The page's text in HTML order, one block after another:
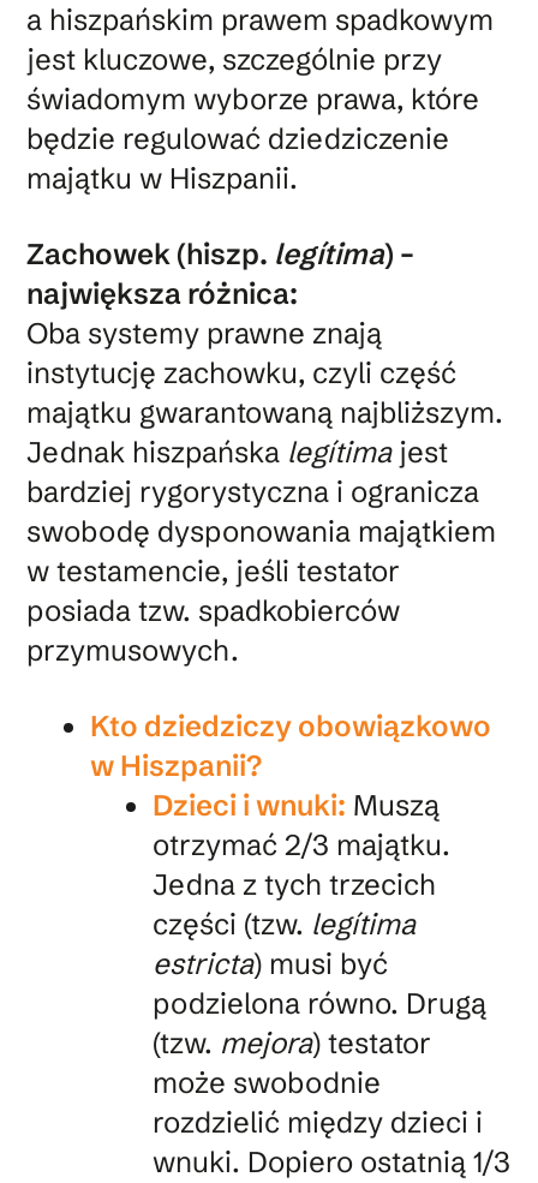
a hiszpańskim prawem spadkowym
jest kluczowe, szczególnie przy
świadomym wyborze prawa, które
będzie regulować dziedziczenie
majątku w Hiszpanii.
Zachowek (hiszp. legítima) –
największa różnica:
Oba systemy prawne znają
instytucję zachowku, czyli część
majątku gwarantowaną najbliższym.
Jednak hiszpańska legítimajest
bardziej rygorystyczna i ogranicza
swobodę dysponowania majątkiem
w testamencie, jeśli testator
posiada tzw. spadkobierców
przymusowych.
Kto dziedziczy obowiązkowo
w Hiszpanii?
Dzieci i wnuki: Muszą
otrzymać 2/3 majątku.
Jedna z tych trzecich
części (tzw. legítima
estricta) musi być
podzielona równo. Drugą
(tzw. mejora) testator
może swobodnie
rozdzielić między dzieci i
wnuki. Dopiero ostatnią 1/3